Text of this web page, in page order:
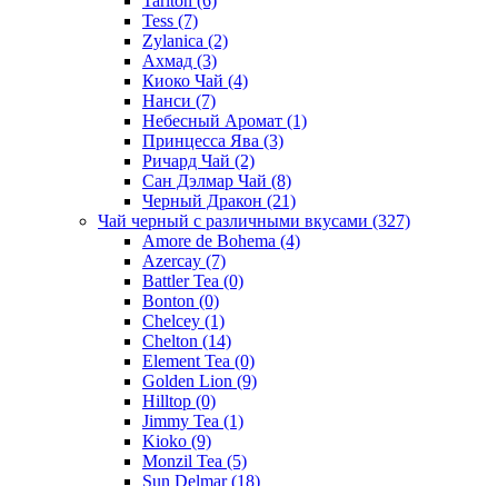
Tess (7)
Zylanica (2)
Ахмад (3)
Киоко Чай (4)
Нанси (7)
Небесный Аромат (1)
Принцесса Ява (3)
Ричард Чай (2)
Сан Дэлмар Чай (8)
Черный Дракон (21)
Чай черный с различными вкусами (327)
Amore de Bohema (4)
Azercay (7)
Battler Tea (0)
Bonton (0)
Chelcey (1)
Chelton (14)
Element Tea (0)
Golden Lion (9)
Hilltop (0)
Jimmy Tea (1)
Kioko (9)
Monzil Tea (5)
Sun Delmar(18)